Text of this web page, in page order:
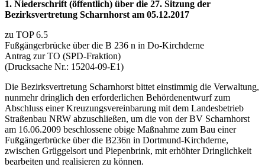
1. Niederschrift (öffentlich) über die 27. Sitzung der
Bezirksvertretung Scharnhorst am 05.12.2017
zu TOP 6.5
Fußgängerbrücke über die B 236 n in Do-Kirchderne
Antrag zur TO (SPD-Fraktion)
(Drucksache Nr.: 15204-09-E1)
Die Bezirksvertretung Scharnhorst bittet einstimmig die Verwaltung,
nunmehr dringlich den erforderlichen Behördenentwurf zum
Abschluss einer Kreuzungsvereinbarung mit dem Landesbetrieb
Straßenbau NRW abzuschließen, um die von der BV Scharnhorst
am 16.06.2009 beschlossene obige Maßnahme zum Bau einer
Fußgängerbrücke über die B236n in Dortmund-Kirchderne,
zwischen Grüggelsort und Piepenbrink, mit erhöhter Dringlichkeit
bearbeiten und realisieren zu können.